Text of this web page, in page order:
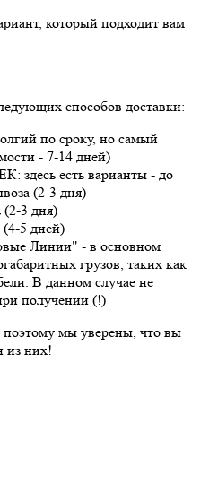
который подходит вам
способов доставки:
по сроку, но самый
- 7-14 дней)
здесь есть варианты - до
(2-3 дня)
(2-3 дня)
5 дней)
Линии" - в основном
грузов, таких как
В данном случае не
получении (!)
поэтому мы уверены, что вы
из них!